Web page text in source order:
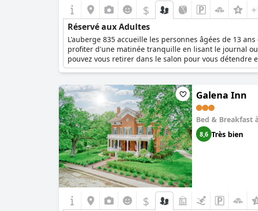
$
Réservé aux Adultes
L'auberge 835 accueille les personnes âgées de 13
profiter d'une matinée tranquille en lisant le journal
pouvez vous retirer dans le salon pour vous détendre
spéciaux, tels que les mariages ou les conférences,
Galena Inn
Bed & Breakfast
8,6 Très bien
$